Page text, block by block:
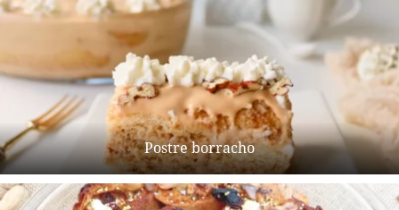
Postre borracho